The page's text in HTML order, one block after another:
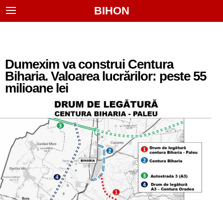
BIHON
Dumexim va construi Centura
Biharia. Valoarea lucrărilor: peste 55
milioane lei